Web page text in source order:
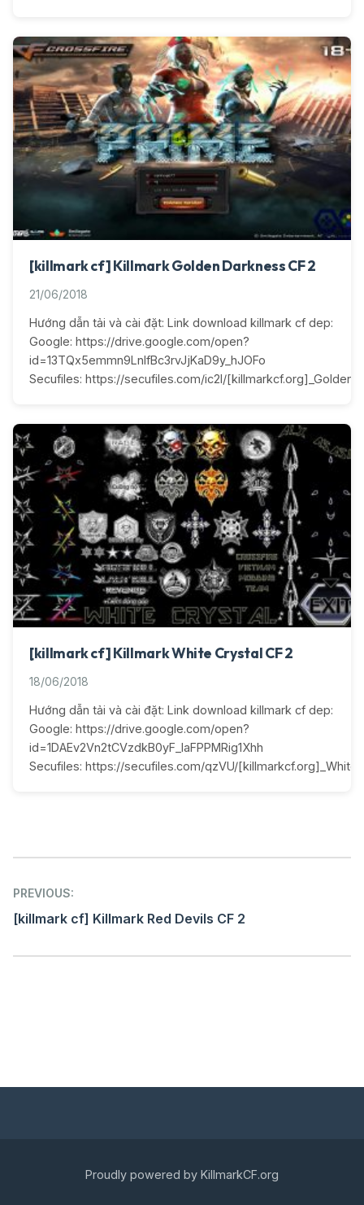
[killmark cf] Killmark Golden Darkness CF 2
21/06/2018
Hướng dẫn tải và cài đặt: Link download killmark cf dep:
Google: https://drive.google.com/open?
id=13TQx5emmn9LnIfBc3rvJjKaD9y_hJOFo
Secufiles: https://secufiles.com/ic2l/
[killmark cf] Killmark White Crystal CF 2
18/06/2018
Hướng dẫn tải và cài đặt: Link download killmark cf dep:
Google: https://drive.google.com/open?
id=1DAEv2Vn2tCVzdkB0yF_IaFPPMRig1Xhh
Secufiles: https://secufiles.com/qzVU/
Post
navigation
PREVIOUS:
[killmark cf] Killmark Red Devils CF 2
Proudly powered by KillmarkCF.org